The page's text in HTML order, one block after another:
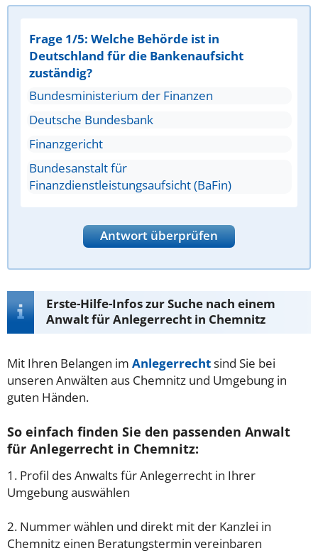
Frage 1/5: Welche Behörde ist in
Deutschland für die Bankenaufsicht
zuständig?
Bundesministerium der Finanzen
Deutsche Bundesbank
Finanzgericht
Bundesanstalt für
Finanzdienstleistungsaufsicht (BaFin)
Antwort überprüfen
Erste-Hilfe-Infos zur Suche nach einem
Anwalt für Anlegerrecht in Chemnitz
Mit Ihren Belangen im Anlegerrechtsind Sie bei
unseren Anwälten aus Chemnitz und Umgebung in
guten Händen.
So einfach finden Sie den passenden Anwalt
für Anlegerrecht in Chemnitz:
1. Profil des Anwalts für Anlegerrecht in Ihrer
Umgebung auswählen
2. Nummer wählen und direkt mit der Kanzlei in
Chemnitz einen Beratungstermin vereinbaren